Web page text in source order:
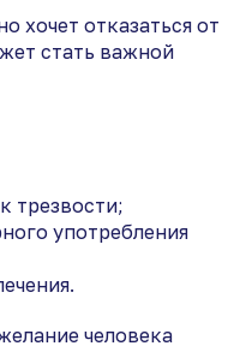
хочет отказаться от
стать важной
трезвости;
употребления
человека